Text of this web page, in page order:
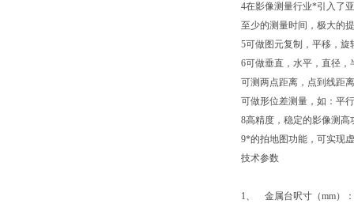
4在影像测量行业*引入了
至少的测量时间，极大的
5可做图元复制，平移，
6可做垂直，水平，直径，
可测两点距离，点到线距
可做形位差测量，如：平
8高精度，稳定的影像测高
9*的拍地图功能，可实现
技术参数
1、 金属台呎寸（mm）：